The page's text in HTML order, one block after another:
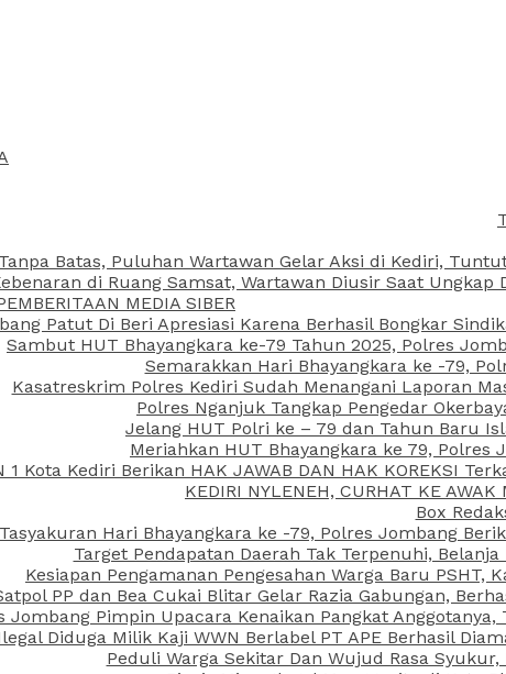
Batas, Puluhan Wartawan Gelar Aksi di Kediri,
di Ruang Samsat, Wartawan Diusir Saat Ungkap
MEDIA SIBER
Patut Di Beri Apresiasi Karena Berhasil Bongkar
Sambut HUT Bhayangkara ke-79 Tahun 2025, Polres
Semarakkan Hari Bhayangkara ke -79,
Kasatreskrim Polres Kediri Sudah Menangani Laporan
Polres Nganjuk Tangkap Pengedar
Jelang HUT Polri ke – 79 dan Tahun Baru
Meriahkan HUT Bhayangkara ke 79, Polres
1 Kota Kediri Berikan HAK JAWAB DAN HAK KOREKSI
KEDIRI NYLENEH, CURHAT KE
Box
Tasyakuran Hari Bhayangkara ke -79, Polres Jombang
Target Pendapatan Daerah Tak Terpenuhi,
Kesiapan Pengamanan Pengesahan Warga Baru
PP dan Bea Cukai Blitar Gelar Razia Gabungan,
Jombang Pimpin Upacara Kenaikan Pangkat
Diduga Milik Kaji WWN Berlabel PT APE Berhasil
Peduli Warga Sekitar Dan Wujud Rasa